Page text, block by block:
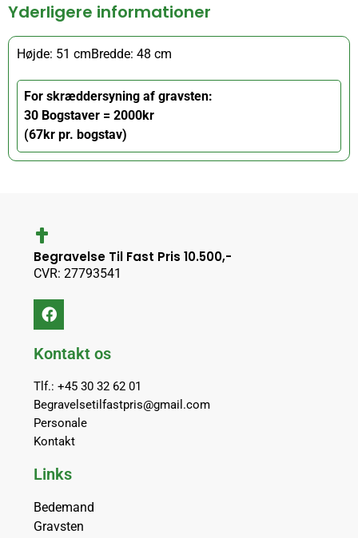
Yderligere informationer
Højde: 51 cmBredde: 48 cm
For skræddersyning af gravsten:
30 Bogstaver = 2000kr
(67kr pr. bogstav)
Begravelse Til Fast Pris 10.500,-
CVR: 27793541
Kontakt os
Tlf.: +45 30 32 62 01
Begravelsetilfastpris@gmail.com
Personale
Kontakt
Links
Bedemand
Gravsten